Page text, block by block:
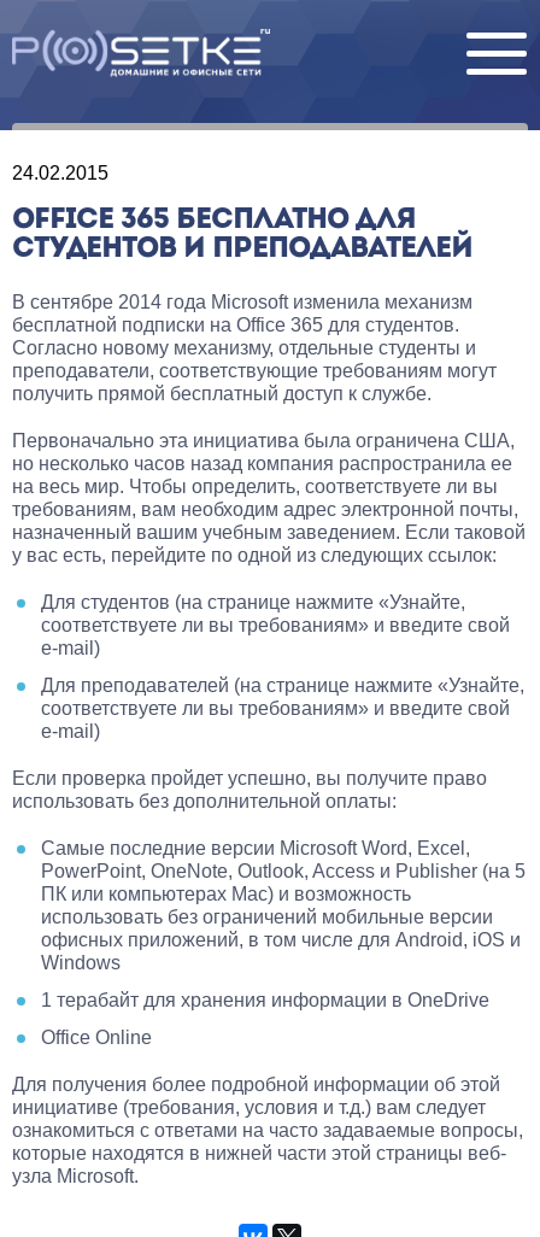
24.02.2015
OFFICE 365 БЕСПЛАТНО ДЛЯ
СТУДЕНТОВ И ПРЕПОДАВАТЕЛЕЙ
В сентябре 2014 года Microsoft изменила механизм
бесплатной подписки на Office 365 для студентов.
Согласно новому механизму, отдельные студенты и
преподаватели, соответствующие требованиям могут
получить прямой бесплатный доступ к службе.
Первоначально эта инициатива была ограничена США,
но несколько часов назад компания распространила ее
на весь мир. Чтобы определить, соответствуете ли вы
требованиям, вам необходим адрес электронной почты,
назначенный вашим учебным заведением. Если таковой
у вас есть, перейдите по одной из следующих ссылок:
Для студентов (на странице нажмите «Узнайте,
соответствуете ли вы требованиям» и введите свой
e-mail)
Для преподавателей (на странице нажмите «Узнайте,
соответствуете ли вы требованиям» и введите свой
e-mail)
Если проверка пройдет успешно, вы получите право
использовать без дополнительной оплаты:
Самые последние версии Microsoft Word, Excel,
PowerPoint, OneNote, Outlook, Access и Publisher (на 5
ПК или компьютерах Mac) и возможность
использовать без ограничений мобильные версии
офисных приложений, в том числе для Android, iOS и
Windows
1 терабайт для хранения информации в OneDrive
Office Online
Для получения более подробной информации об этой
инициативе (требования, условия и т.д.) вам следует
ознакомиться с ответами на часто задаваемые вопросы,
которые находятся в нижней части этой страницы веб-
узла Microsoft.